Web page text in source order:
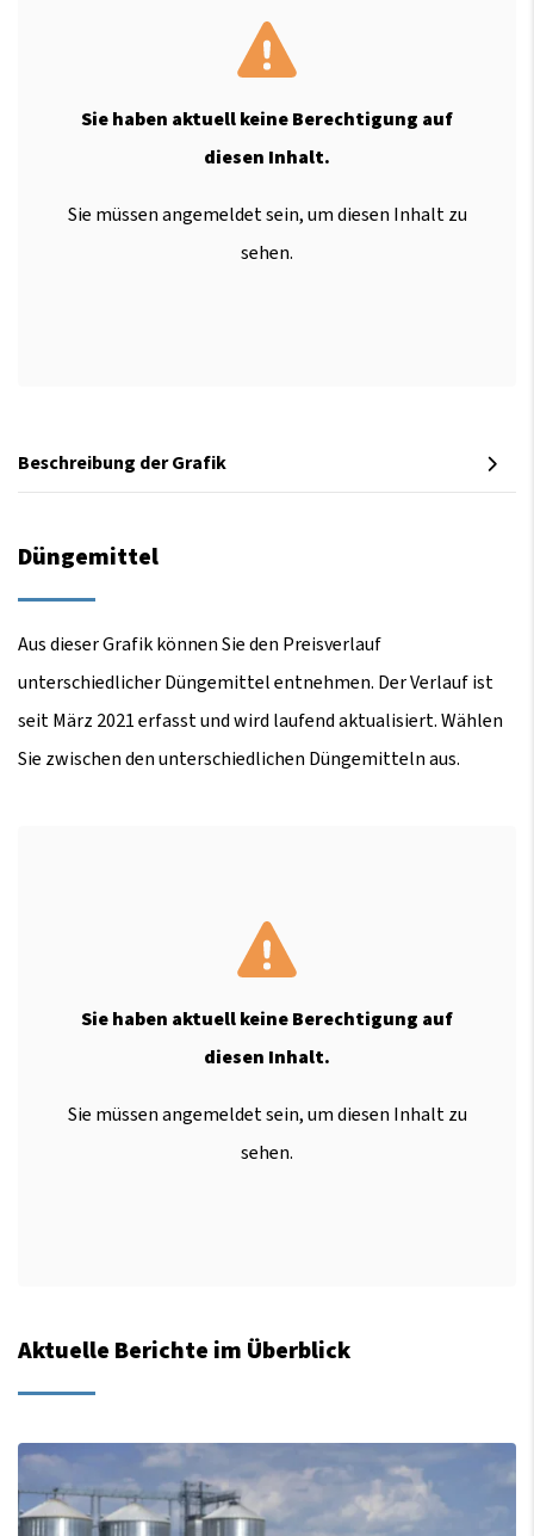
Sie haben aktuell keine Berechtigung auf
diesen Inhalt.
Sie müssen angemeldet sein, um diesen Inhalt zu
sehen.
Beschreibung der Grafik
Düngemittel
Aus dieser Grafik können Sie den Preisverlauf
unterschiedlicher Düngemittel entnehmen. Der Verlauf ist
seit März 2021 erfasst und wird laufend aktualisiert. Wählen
Sie zwischen den unterschiedlichen Düngemitteln aus.
Sie haben aktuell keine Berechtigung auf
diesen Inhalt.
Sie müssen angemeldet sein, um diesen Inhalt zu
sehen.
Aktuelle Berichte im Überblick